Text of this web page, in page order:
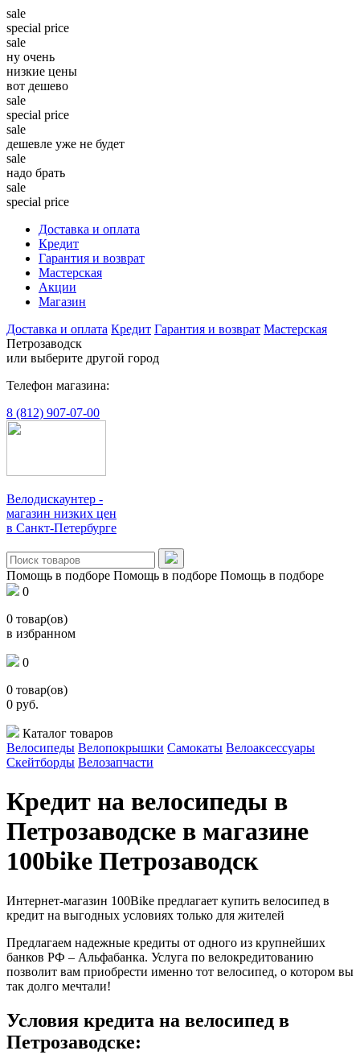
sale
special price
sale
ну очень
низкие цены
вот дешево
sale
special price
sale
дешевле уже не будет
sale
надо брать
sale
special price
Доставка и оплата
Кредит
Гарантия и возврат
Мастерская
Акции
Магазин
Доставка и оплата Кредит Гарантия и возврат Мастерская
Петрозаводск
или выберите другой город
Телефон магазина:
8 (812) 907-07-00
Велодискаунтер -
магазин низких цен
в Санкт-Петербурге
Помощь в подборе Помощь в подборе Помощь в подборе
0
0 товар(ов)
в избранном
0
0 товар(ов)
0 руб.
Каталог товаров
Велосипеды Велопокрышки Самокаты Велоаксессуары
Скейтборды Велозапчасти
Кредит на велосипеды в
Петрозаводске в магазине
100bike Петрозаводск
Интернет-магазин 100Bike предлагает купить велосипед в
кредит на выгодных условиях только для жителей
Предлагаем надежные кредиты от одного из крупнейших
банков РФ – Альфабанка. Услуга по велокредитованию
позволит вам приобрести именно тот велосипед, о котором вы
так долго мечтали!
Условия кредита на велосипед в
Петрозаводске: